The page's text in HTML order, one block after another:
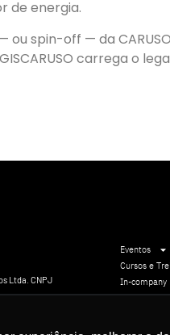
de energia.
ou spin-off — da
carrega o
Ltda. CNPJ
Eventos
Cursos e
In-company
Audiências